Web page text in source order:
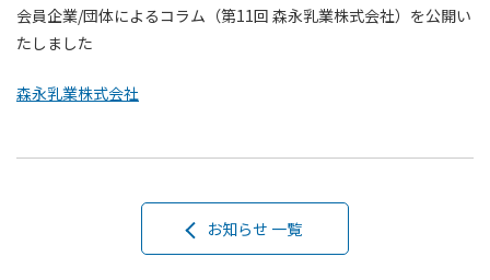
会員企業/団体によるコラム（第11回 森永乳業株式会社）を公開い
たしました
森永乳業株式会社
お知らせ 一覧